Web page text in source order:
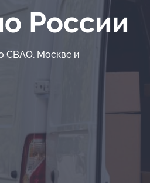
России
СВАО, Москве и